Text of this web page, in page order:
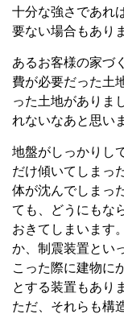
十分な強さであれ
要ない場合もあり
あるお客様の家づ
費が必要だった土
った土地がありま
れないなあと思い
地盤がしっかりし
だけ傾いてしまっ
体が沈んでしまっ
ても、どうにもな
おきてしまいます
か、制震装置とい
こった際に建物に
とする装置もあり
ただ、それらも構